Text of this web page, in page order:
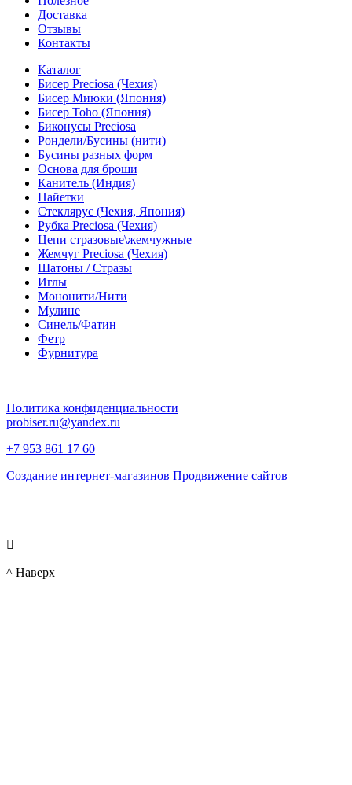
Доставка
Отзывы
Контакты
Каталог
Бисер Preciosa (Чехия)
Бисер Миюки (Япония)
Бисер Toho (Япония)
Биконусы Preciosa
Рондели/Бусины (нити)
Бусины разных форм
Основа для броши
Канитель (Индия)
Пайетки
Стеклярус (Чехия, Япония)
Рубка Preciosa (Чехия)
Цепи стразовые\жемчужные
Жемчуг Preciosa (Чехия)
Шатоны / Стразы
Иглы
Мононити/Нити
Мулине
Синель/Фатин
Фетр
Фурнитура
Политика конфиденциальности
probiser.ru@yandex.ru
+7 953 861 17 60
Создание интернет-магазинов Продвижение сайтов

^ Наверх